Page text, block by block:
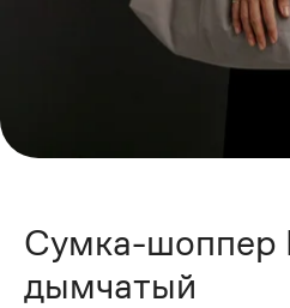
Сумка-шоппер
дымчатый